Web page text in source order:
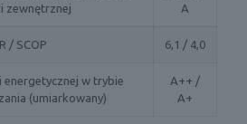
zewnętrznej
A
/ SCOP 6,1 / 4,0
energetycznej w trybie
(umiarkowany)
A++ /
A+